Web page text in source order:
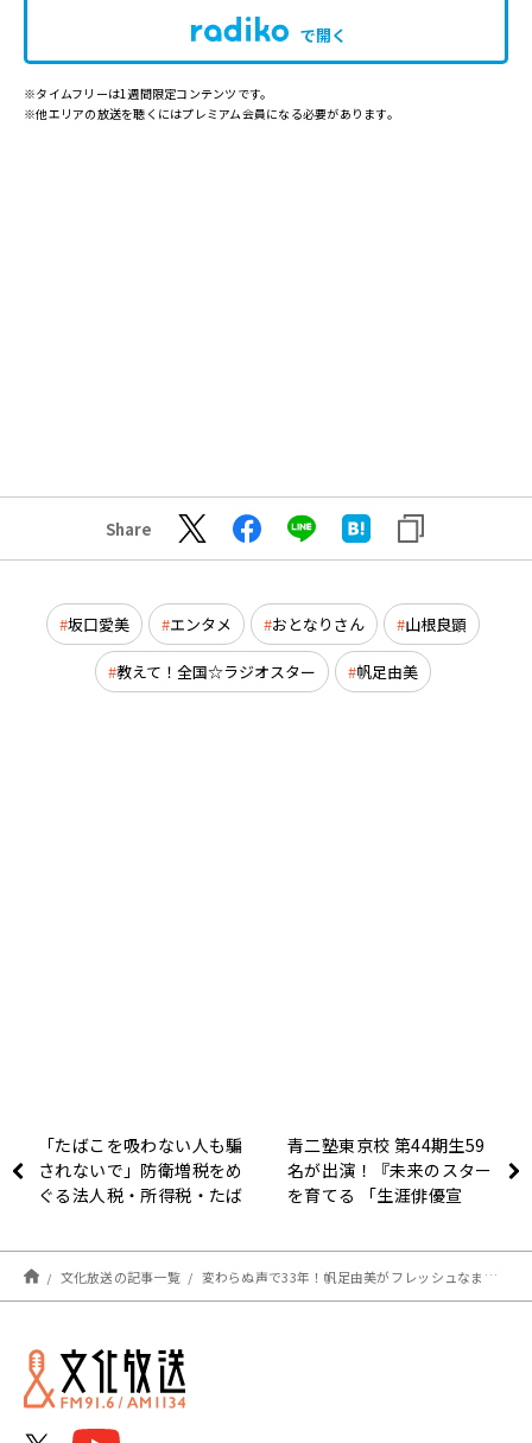
で開く
※タイムフリーは1週間限定コンテンツです。
※他エリアの放送を聴くにはプレミアム会員になる必要があります。
Share
坂口愛美 エンタメ おとなりさん 山根良顕
教えて！全国☆ラジオスター 帆足由美
「たばこを吸わない人も騙
されないで」防衛増税をめ
ぐる法人税・所得税・たば
青二塾東京校 第44期生59
名が出演！『未来のスター
を育てる 「生涯俳優宣
1/15（月）～4週にわたっ
て放送
文化放送の記事一覧 変わらぬ声で33年！帆足由美がフレッシュなままでいられる理由とは!?